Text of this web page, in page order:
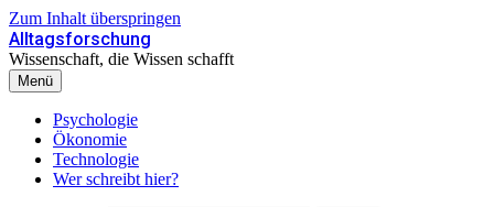
Zum Inhalt überspringen
Alltagsforschung
Wissenschaft, die Wissen schafft
Menü
Psychologie
Ökonomie
Technologie
Wer schreibt hier?